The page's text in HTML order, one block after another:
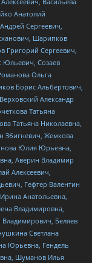
Анатолий
Сергеевич,
Шарипков
Григорий Сергеевич,
Юльевич, Созаев
Ольга
Борис Альбертович,
Александр
Татьяна
Татьяна Николаевна,
Збигневич, Жемкова
Юлия Юрьевна,
Аверин Владимир
Алексеевич,
Гефтер Валентин
Анатольевна,
Владимировна,
Беляев
Светлана
Юрьевна, Гендель
Шуманов Илья